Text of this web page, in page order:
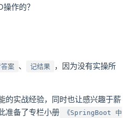
作的？
案 、 记结果
，因为没有实操所
的实战经验，同时也让感兴趣于薪
准备了专栏小册
《SpringBoot 中